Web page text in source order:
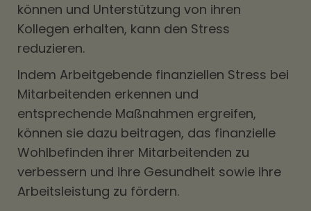
können und Unterstützung von ihren
Kollegen erhalten, kann den Stress
reduzieren.
Indem Arbeitgebende finanziellen Stress bei
Mitarbeitenden erkennen und
entsprechende Maßnahmen ergreifen,
können sie dazu beitragen, das finanzielle
Wohlbefinden ihrer Mitarbeitenden zu
verbessern und ihre Gesundheit sowie ihre
Arbeitsleistung zu fördern.